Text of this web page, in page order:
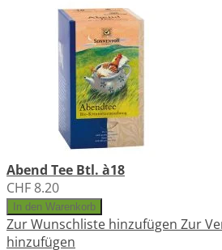
Abend Tee Btl. à18
CHF 8.20
In den Warenkorb
Zur Wunschliste hinzufügen Zur
hinzufügen